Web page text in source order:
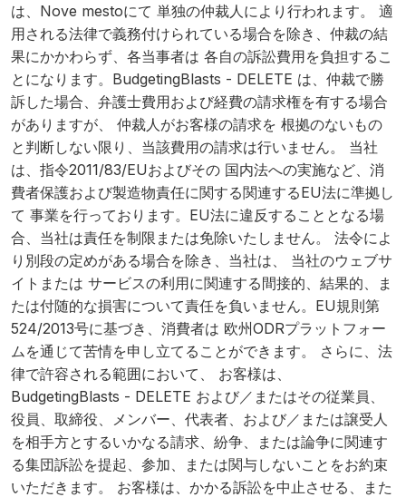
は、Nove mestoにて 単独の仲裁人により行われます。 適
用される法律で義務付けられている場合を除き、仲裁の結
果にかかわらず、各当事者は 各自の訴訟費用を負担するこ
とになります。BudgetingBlasts - DELETE は、仲裁で勝
訴した場合、弁護士費用および経費の請求権を有する場合
がありますが、 仲裁人がお客様の請求を 根拠のないもの
と判断しない限り、当該費用の請求は行いません。 当社
は、指令2011/83/EUおよびその 国内法への実施など、消
費者保護および製造物責任に関する関連するEU法に準拠し
て 事業を行っております。EU法に違反することとなる場
合、当社は責任を制限または免除いたしません。 法令によ
り別段の定めがある場合を除き、当社は、 当社のウェブサ
イトまたは サービスの利用に関連する間接的、結果的、ま
たは付随的な損害について責任を負いません。EU規則第
524/2013号に基づき、消費者は 欧州ODRプラットフォー
ムを通じて苦情を申し立てることができます。 さらに、法
律で許容される範囲において、 お客様は、
BudgetingBlasts - DELETE および／またはその従業員、
役員、取締役、メンバー、代表者、および／または譲受人
を相手方とするいかなる請求、紛争、または論争に関連す
る集団訴訟を提起、参加、または関与しないことをお約束
いただきます。 お客様は、かかる訴訟を中止させる、また